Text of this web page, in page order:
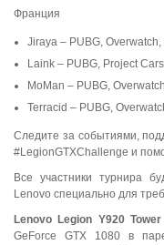
Франция
Jiraya – PUBG,
Laink – PUBG, Project
MoMan – PUBG,
Terracid – PUBG,
Следите за событиями,
#LegionGTXChallenge и
Все участники турнира
Lenovo специально для
Lenovo Legion Y920Tower
GeForce GTX 1080 в